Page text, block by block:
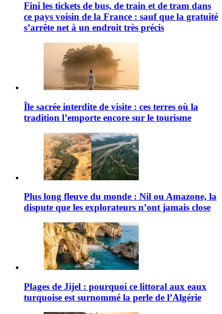
Fini les tickets de bus, de train et de tram dans
ce pays voisin de la France : sauf que la gratuité
s’arrête net à un endroit très précis
Île sacrée interdite de visite : ces terres où la
tradition l’emporte encore sur le tourisme
Plus long fleuve du monde : Nil ou Amazone, la
dispute que les explorateurs n’ont jamais close
Plages de Jijel : pourquoi ce littoral aux eaux
turquoise est surnommé la perle de l’Algérie